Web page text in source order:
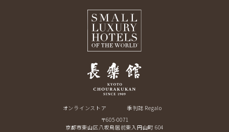
オンラインストア
季刊誌 Regalo
〒605-0071
京都市東山区八坂鳥居前東入円山町 604